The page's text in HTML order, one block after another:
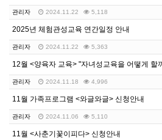
관리자 2024.11.22 5,118
2025년 체험관성교육 연간일정 안내
관리자 2024.11.22 5,363
12월 <양육자 교육> "자녀성교육을 어떻게 할
관리자 2024.11.18 4,996
11월 가족프로그램 <와글와글> 신청안내
관리자 2024.11.06 5,110
11월 <사춘기꽃이피다> 신청안내